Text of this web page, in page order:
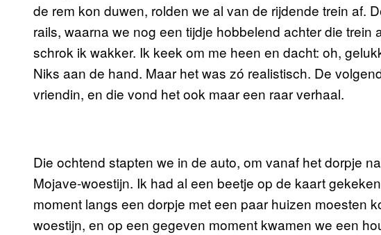
de rem kon duwen, rolden we al van de rijdende trein af.
rails, waarna we nog een tijdje hobbelend achter die trein
schrok ik wakker. Ik keek om me heen en dacht: oh,
Niks aan de hand. Maar het was zó realistisch. De
vriendin, en die vond het ook maar een raar verhaal.
Die ochtend stapten we in de auto, om vanaf het dorpje
Mojave-woestijn. Ik had al een beetje op de kaart
moment langs een dorpje met een paar huizen moesten
woestijn, en op een gegeven moment kwamen we een